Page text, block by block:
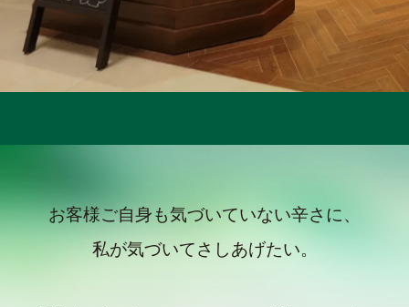
お客様ご自身も気づいていない辛さに、
私が気づいてさしあげたい。